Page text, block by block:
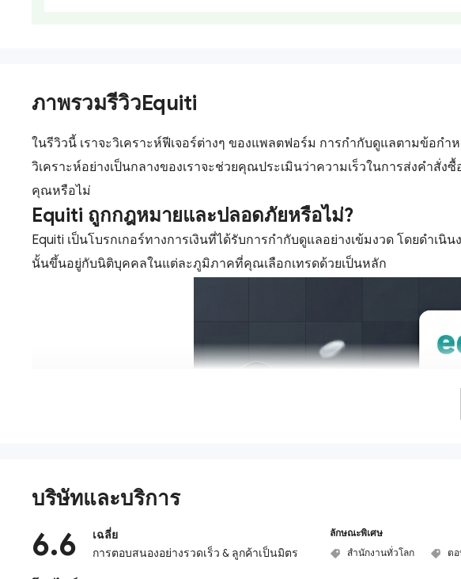
ภาพรวมรีวิวEquiti
ในรีวิวนี้ เราจะวิเคราะห์ฟีเจอร์ต่างๆ ของแพลตฟอร์ม การกำกับดูแลตามข้อก
วิเคราะห์อย่างเป็นกลางของเราจะช่วยคุณประเมินว่าความเร็วในการส่งคำ
คุณหรือไม่
Equiti ถูกกฎหมายและปลอดภัยหรือไม่?
Equiti เป็นโบรกเกอร์ทางการเงินที่ได้รับการกำกับดูแลอย่างเข้มงวด โดยดำ
นั้นขึ้นอยู่กับนิติบุคคลในแต่ละภูมิภาคที่คุณเลือกเทรดด้วยเป็นหลัก
บริษัทและบริการ
6.6
เฉลี่ย
การตอบสนองอย่างรวดเร็ว & ลูกค้าเป็นมิตร
ลักษณะพิเศษ
สำนักงานทั่วโลก
ตอ